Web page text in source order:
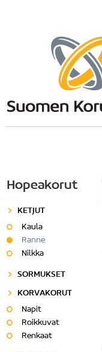
Hopeakorut
KETJUT
Kaula
Ranne
Nilkka
SORMUKSET
KORVAKORUT
Napit
Roikkuvat
Renkaat